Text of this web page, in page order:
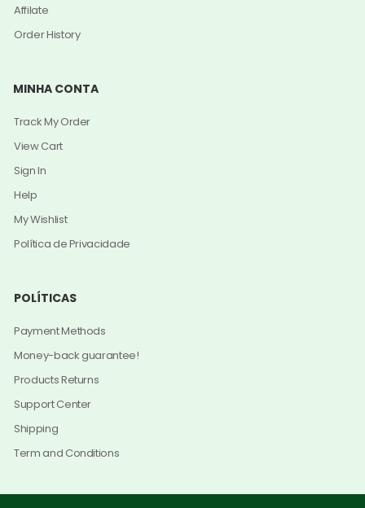
Affilate
Order History
MINHA CONTA
Track My Order
View Cart
Sign In
Help
My Wishlist
Política de Privacidade
POLÍTICAS
Payment Methods
Money-back guarantee!
Products Returns
Support Center
Shipping
Term and Conditions